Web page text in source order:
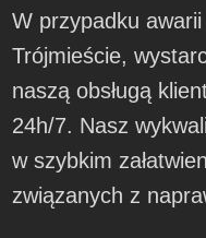
W przypadku
Trójmieście,
naszą obsługą
24h/7. Nasz
w szybkim
związanych z